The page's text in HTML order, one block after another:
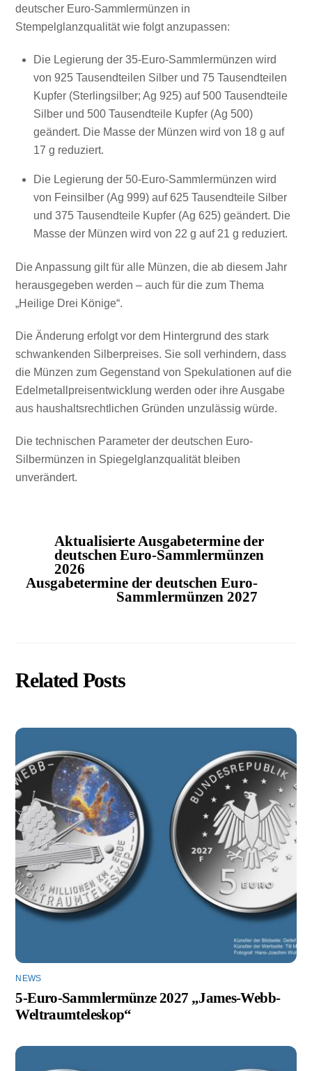
deutscher Euro-Sammlermünzen in
Stempelglanzqualität wie folgt anzupassen:
Die Legierung der 35-Euro-Sammlermünzen wird
von 925 Tausendteilen Silber und 75 Tausendteilen
Kupfer (Sterlingsilber; Ag 925) auf 500 Tausendteile
Silber und 500 Tausendteile Kupfer (Ag 500)
geändert. Die Masse der Münzen wird von 18 g auf
17 g reduziert.
Die Legierung der 50-Euro-Sammlermünzen wird
von Feinsilber (Ag 999) auf 625 Tausendteile Silber
und 375 Tausendteile Kupfer (Ag 625) geändert. Die
Masse der Münzen wird von 22 g auf 21 g reduziert.
Die Anpassung gilt für alle Münzen, die ab diesem Jahr
herausgegeben werden – auch für die zum Thema
„Heilige Drei Könige“.
Die Änderung erfolgt vor dem Hintergrund des stark
schwankenden Silberpreises. Sie soll verhindern, dass
die Münzen zum Gegenstand von Spekulationen auf die
Edelmetallpreisentwicklung werden oder ihre Ausgabe
aus haushaltsrechtlichen Gründen unzulässig würde.
Die technischen Parameter der deutschen Euro-
Silbermünzen in Spiegelglanzqualität bleiben
unverändert.
Aktualisierte Ausgabetermine der
deutschen Euro-Sammlermünzen
2026
Ausgabetermine der deutschen Euro-
Sammlermünzen 2027
Related Posts
NEWS
5-Euro-Sammlermünze 2027 „James-Webb-
Weltraumteleskop“